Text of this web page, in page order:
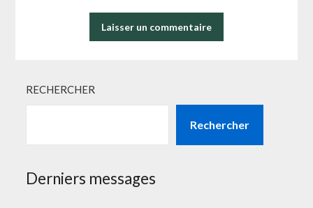
RECHERCHER
Rechercher
Derniers messages